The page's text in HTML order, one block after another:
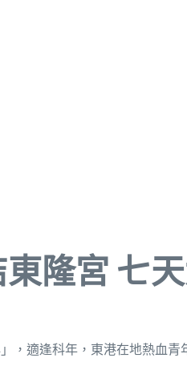
隆宮 七
，適逢科年，東港在地熱血